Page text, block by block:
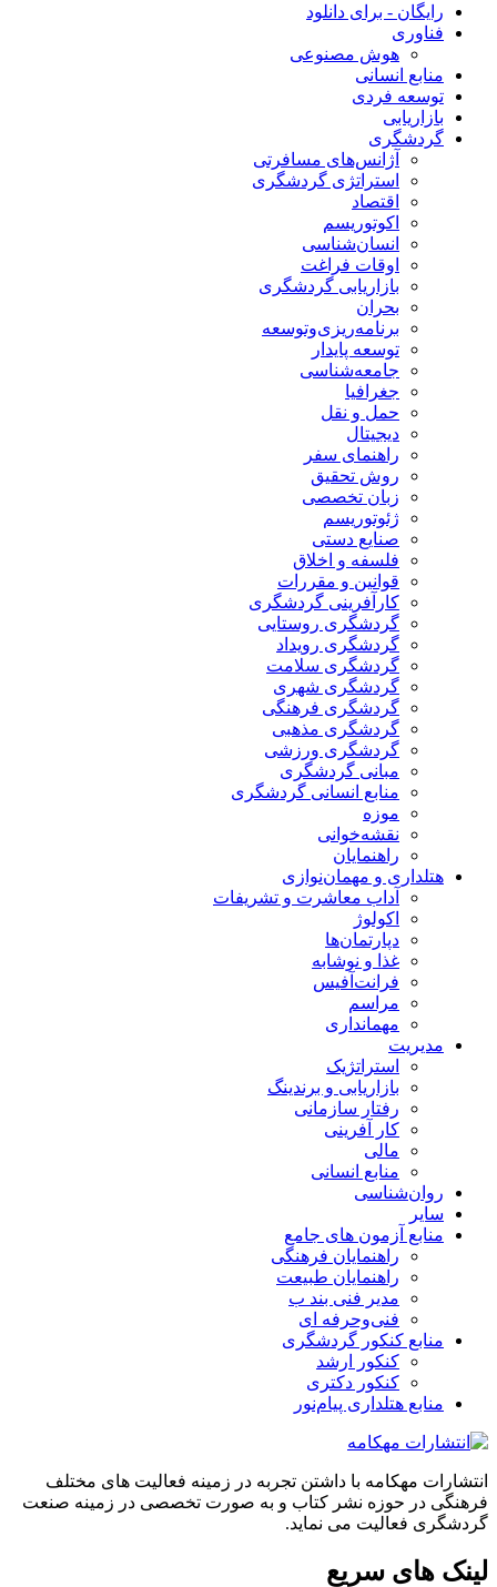
رایگان - برای دانلود
فناوری
هوش مصنوعی
منابع انسانی
توسعه فردی
بازاریابی
گردشگری
آژانس‌های مسافرتی
استراتژی گردشگری
اقتصاد
اکوتوریسم
انسان‌شناسی
اوقات فراغت
بازاریابی گردشگری
بحران
برنامه‌ریزی‌وتوسعه
توسعه پایدار
جامعه‌شناسی
جغرافیا
حمل و نقل
دیجیتال
راهنمای سفر
روش تحقیق
زبان تخصصی
ژئوتوریسم
صنایع دستی
فلسفه و اخلاق
قوانین و مقررات
کارآفرینی گردشگری
گردشگری روستایی
گردشگری رویداد
گردشگری سلامت
گردشگری شهری
گردشگری فرهنگی
گردشگری مذهبی
گردشگری ورزشی
مبانی گردشگری
منابع انسانی گردشگری
موزه
نقشه‌خوانی
راهنمایان
هتلداری و مهمان‌نوازی
آداب معاشرت و تشریفات
اکولوژ
دپارتمان‌ها
غذا و نوشابه
فرانت‌آفیس
مراسم
مهمانداری
مدیریت
استراتژیک
بازاریابی و برندینگ
رفتار سازمانی
کار آفرینی
مالی
منابع انسانی
روان‌شناسی
سایر
منابع آزمون های جامع
راهنمایان فرهنگی
راهنمایان طبیعت
مدیر فنی بند ب
فنی‌وحرفه‌ ای
منابع کنکور گردشگری
کنکور ارشد
کنکور دکتری
منابع هتلداری پیام‌نور
انتشارات مهکامه با داشتن تجربه در زمینه فعالیت های مختلف
فرهنگی در حوزه نشر کتاب و به صورت تخصصی در زمینه صنعت
گردشگری فعالیت می نماید.
لینک های سریع